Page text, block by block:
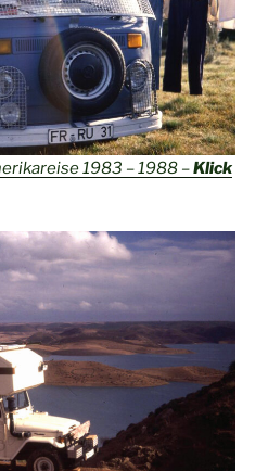
1983 – 1988 –Klick